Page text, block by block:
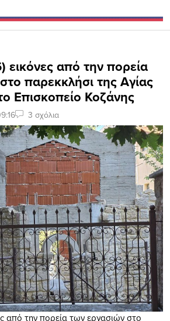
εικόνες από την πορεία
παρεκκλήσι της Αγίας
Επισκοπείο Κοζάνης
3 σχόλια
από την πορεία των εργασιών στο